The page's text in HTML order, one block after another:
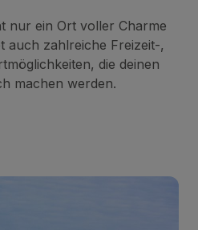
nur ein Ort voller Charme
auch zahlreiche Freizeit-,
die deinen
machen werden.